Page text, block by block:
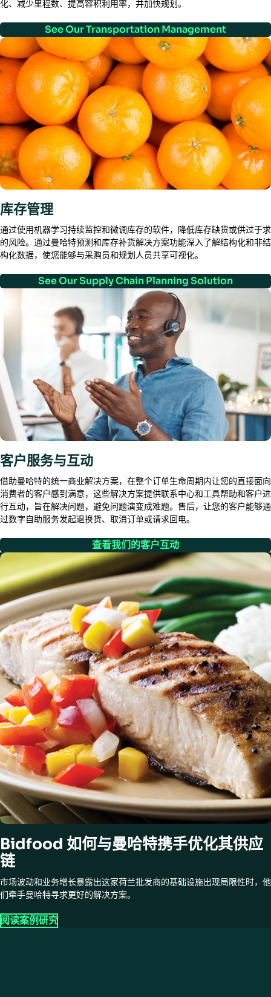
化、减少里程数、提高容积利用率，并加快规划。
See Our Transportation Management
库存管理
通过使用机器学习持续监控和微调库存的软件，降低库存缺货或供过于求
的风险。通过曼哈特预测和库存补货解决方案功能深入了解结构化和非结
构化数据，使您能够与采购员和规划人员共享可视化。
See Our Supply Chain Planning Solution
客户服务与互动
借助曼哈特的统一商业解决方案，在整个订单生命周期内让您的直接面向
消费者的客户感到满意，这些解决方案提供联系中心和工具帮助和客户进
行互动，旨在解决问题，避免问题演变成难题。售后，让您的客户能够通
过数字自助服务发起退换货、取消订单或请求回电。
查看我们的客户互动
Bidfood 如何与曼哈特携手优化其供应
链
市场波动和业务增长暴露出这家荷兰批发商的基础设施出现局限性时，他
们牵手曼哈特寻求更好的解决方案。
阅读案例研究